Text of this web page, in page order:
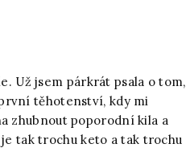
Už jsem párkrát psala o tom,
těhotenství, kdy mi
zhubnout poporodní kila a
tak trochu keto a tak trochu